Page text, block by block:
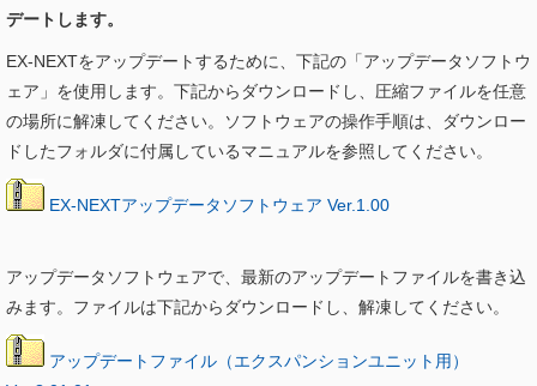
デートします。
EX-NEXTをアップデートするために、下記の「アップデータソフトウ
ェア」を使用します。下記からダウンロードし、圧縮ファイルを任意
の場所に解凍してください。ソフトウェアの操作手順は、ダウンロー
ドしたフォルダに付属しているマニュアルを参照してください。
EX-NEXTアップデータソフトウェア Ver.1.00
アップデータソフトウェアで、最新のアップデートファイルを書き込
みます。ファイルは下記からダウンロードし、解凍してください。
アップデートファイル（エクスパンションユニット用）